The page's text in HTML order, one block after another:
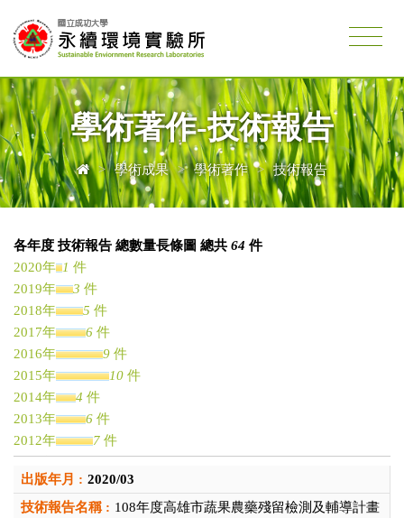
學術著作-技術報告
> 學術成果 > 學術著作 > 技術報告
各年度 技術報告 總數量長條圖 總共 64 件
2020年 1 件
2019年
3 件
2018年
5 件
2017年
6 件
2016年
9件
2015年
10 件
2014年
4 件
2013年
6 件
2012年
7件
2011年 1件
2010年 1件
2009年
2件
2020/03
108年度高雄市蔬果農藥殘留檢測及輔導計畫